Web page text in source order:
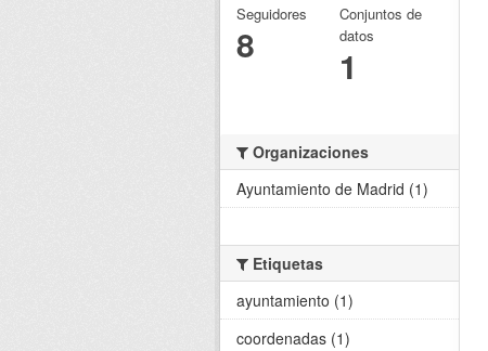
Seguidores
8
Conjuntos de
datos
1
Organizaciones
Ayuntamiento de Madrid (1)
Etiquetas
ayuntamiento (1)
coordenadas (1)